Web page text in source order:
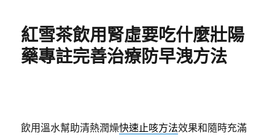
紅雪茶飲用腎虛要吃什麼壯陽
藥專註完善治療防早洩方法
飲用溫水幫助清熱潤燥快速止咳方法效果和隨時充滿